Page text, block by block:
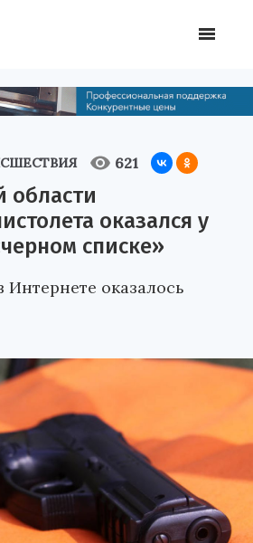
621
области
оказался у
списке»
оказалось